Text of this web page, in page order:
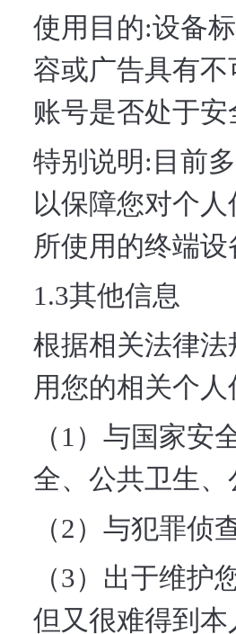
使用目的:设备
容或广告具有
账号是否处于安
特别说明:目前
以保障您对个
所使用的终端设
1.3其他信息
根据相关法律
用您的相关个
（1）与国家
全、公共卫生
（2）与犯罪
（3）出于维
但又很难得到本